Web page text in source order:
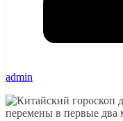
admin